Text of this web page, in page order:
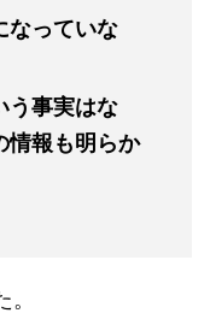
なっていな
う事実はな
情報も明らか